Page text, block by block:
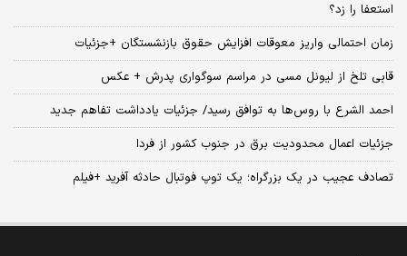
استعفا را زد؟
زمان احتمالی واریز معوقات افزایش حقوق بازنشستگان +جزئیات
قابی تلخ از لیونل مسی در مراسم سوگواری پدرش + عکس
احمد الشرع با روس‌ها به توافق رسید/ جزئیات یادداشت تفاهم جدید
جزئیات اعمال محدودیت برق در جنوب کشور از فردا
تصادف عجیب در یک بزرگراه؛ یک توپ فوتبال حادثه‌ آفرید +فیلم